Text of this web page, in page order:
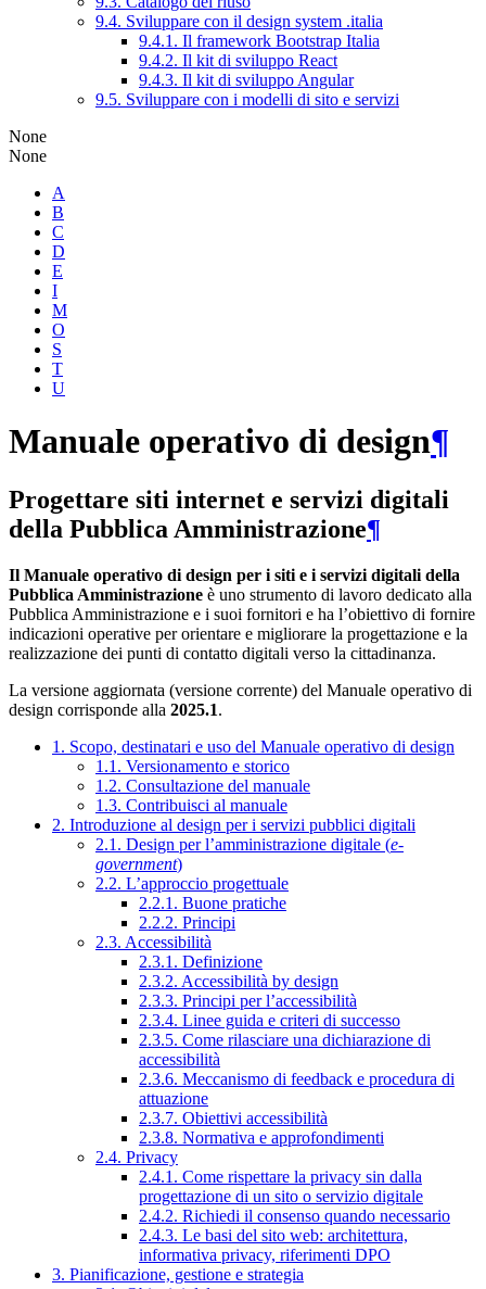
9.4. Sviluppare con il design system .italia
9.4.1. Il framework Bootstrap Italia
9.4.2. Il kit di sviluppo React
9.4.3. Il kit di sviluppo Angular
9.5. Sviluppare con i modelli di sito e servizi
None
None
A
B
C
D
E
I
M
O
S
T
U
Manuale operativo di design¶
Progettare siti internet e servizi digitali
della Pubblica Amministrazione¶
Il Manuale operativo di design per i siti e i servizi digitali della
Pubblica Amministrazione è uno strumento di lavoro dedicato alla
Pubblica Amministrazione e i suoi fornitori e ha l’obiettivo di fornire
indicazioni operative per orientare e migliorare la progettazione e la
realizzazione dei punti di contatto digitali verso la cittadinanza.
La versione aggiornata (versione corrente) del Manuale operativo di
design corrisponde alla 2025.1.
1. Scopo, destinatari e uso del Manuale operativo di design
1.1. Versionamento e storico
1.2. Consultazione del manuale
1.3. Contribuisci al manuale
2. Introduzione al design per i servizi pubblici digitali
2.1. Design per l’amministrazione digitale (e-
government)
2.2. L’approccio progettuale
2.2.1. Buone pratiche
2.2.2. Principi
2.3. Accessibilità
2.3.1. Definizione
2.3.2. Accessibilità by design
2.3.3. Principi per l’accessibilità
2.3.4. Linee guida e criteri di successo
2.3.5. Come rilasciare una dichiarazione di
accessibilità
2.3.6. Meccanismo di feedback e procedura di
attuazione
2.3.7. Obiettivi accessibilità
2.3.8. Normativa e approfondimenti
2.4. Privacy
2.4.1. Come rispettare la privacy sin dalla
progettazione di un sito o servizio digitale
2.4.2. Richiedi il consenso quando necessario
2.4.3. Le basi del sito web: architettura,
informativa privacy, riferimenti DPO
3. Pianificazione, gestione e strategia